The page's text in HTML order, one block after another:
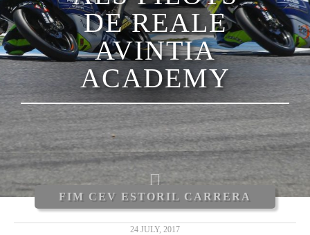
DE REALE
AVINTIA
ACADEMY
FIM CEV ESTORIL CARRERA
24 JULY, 2017